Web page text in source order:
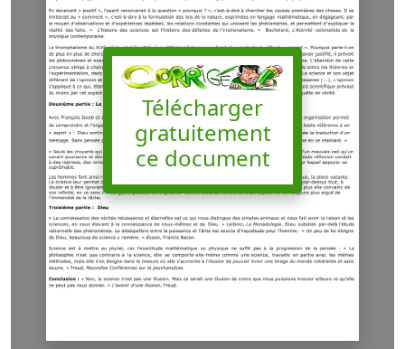
Télécharger
gratuitement
ce document